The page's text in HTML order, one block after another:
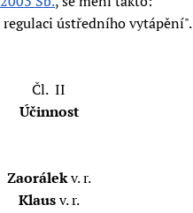
ústředního vytápění".
Čl. II
Účinnost
Zaorálekv. r.
Klausv. r.